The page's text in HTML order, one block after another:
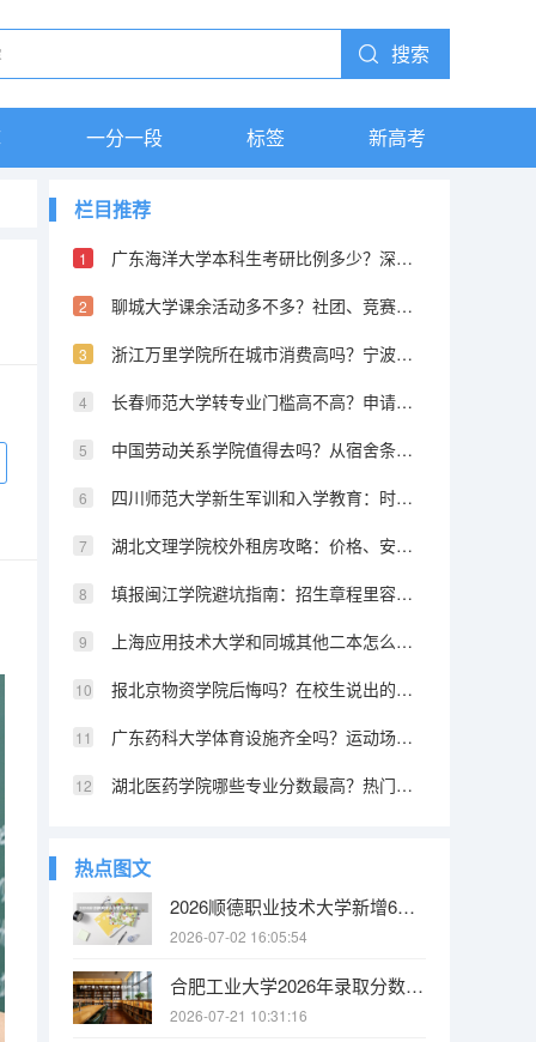
搜索
一分一段 标签 新高考
栏目推荐
广东海洋大学本科生考研比例多少？深造途径和录取院校
聊城大学课余活动多不多？社团、竞赛和学生组织资源
浙江万里学院所在城市消费高吗？宁波物价和校园生活成本
长春师范大学转专业门槛高不高？申请流程和成功率说明
中国劳动关系学院值得去吗？从宿舍条件到毕业薪资的全方位分析
四川师范大学新生军训和入学教育：时间安排和注意事项
湖北文理学院校外租房攻略：价格、安全和通勤时间对比
填报闽江学院避坑指南：招生章程里容易忽略的细节
上海应用技术大学和同城其他二本怎么选？2026年数据横向对比
报北京物资学院后悔吗？在校生说出的优缺点和就业真相
广东药科大学体育设施齐全吗？运动场和健身房条件
湖北医药学院哪些专业分数最高？热门与冷门专业分差
热点图文
2026顺德职业技术大学新增6个本科专业，95000名以内可大胆报考
2026-07-02 16:05:54
合肥工业大学2026年录取分数线及新生入学指南：安徽考生物理类596分可报本部！
2026-07-21 10:31:16